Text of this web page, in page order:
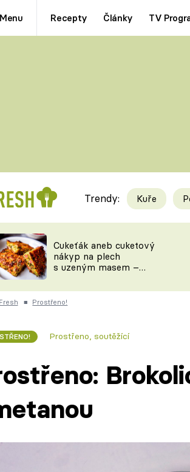
Menu Recepty Články TV
Videorecepty
TEĎ VAŘÍ ŠÉF!
ČESKO NA TALÍŘI
KUCHAŘKA
Trendy: Kuře
Cukeťák aneb cuketový
nákyp na plech
s uzeným masem –
zpracovat přerostlé
cukety
■ Prostřeno!
Prostřeno, soutěžící